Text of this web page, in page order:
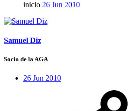
inicio 26 Jun 2010
Samuel Diz
Socio de la AGA
26 Jun 2010